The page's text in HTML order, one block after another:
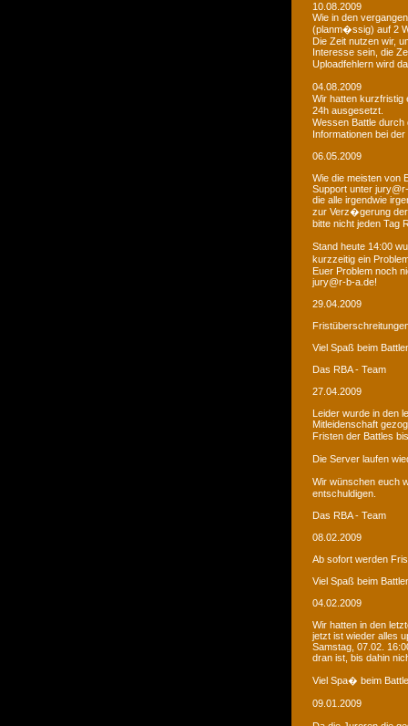
10.08.2009
Wie in den
(planm�ssig) auf 2
Die Zeit nutzen wir,
Interesse sein, die
Uploadfehlern wird
04.08.2009
Wir hatten kurzfristig
24h ausgesetzt.
Wessen Battle
Informationen bei
06.05.2009
Wie die meisten von
Support unter
die alle irgendwie
zur Verz�gerung der
bitte nicht jeden Tag
Stand heute 14:00
kurzzeitig ein
Euer Problem noch
jury@r-b-a.de!
29.04.2009
Viel Spaß beim
Das RBA - Team
27.04.2009
Leider wurde in den
Mitleidenschaft
Fristen der Battles
Die Server laufen
Wir wünschen euch
entschuldigen.
Das RBA - Team
08.02.2009
Ab sofort werden
Viel Spaß beim
04.02.2009
Wir hatten in den
jetzt ist wieder alles
Samstag, 07.02.
dran ist, bis dahin
Viel Spa� beim
09.01.2009